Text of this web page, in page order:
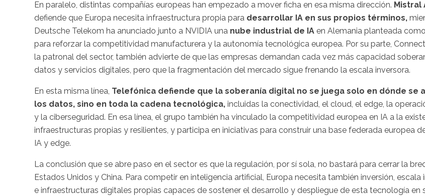
En paralelo, distintas compañías europeas han empezado a mover ficha en esa misma dirección. Mistral
defiende que Europa necesita infraestructura propia para desarrollar IA en sus propios términos,
Deutsche Telekom ha anunciado junto a NVIDIA una nube industrial de IA en Alemania planteada
para reforzar la competitividad manufacturera y la autonomía tecnológica europea. Por su parte, Connect
la patronal del sector, también advierte de que las empresas demandan cada vez más capacidad
datos y servicios digitales, pero que la fragmentación del mercado sigue frenando la escala inversora.
En esta misma línea, Telefónica defiende que la soberanía digital no se juega solo en dónde se
los datos, sino en toda la cadena tecnológica, incluidas la conectividad, el cloud, el edge, la
y la ciberseguridad. En esa línea, el grupo también ha vinculado la competitividad europea en IA a la
infraestructuras propias y resilientes, y participa en iniciativas para construir una base federada europea
IA y edge.
La conclusión que se abre paso en el sector es que la regulación, por sí sola, no bastará para cerrar la
Estados Unidos y China. Para competir en inteligencia artificial, Europa necesita también inversión, escala
e infraestructuras digitales propias capaces de sostener el desarrollo y despliegue de esta tecnología en